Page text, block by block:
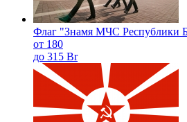
Флаг "Знамя МЧС Республики
от 180
до 315 Br